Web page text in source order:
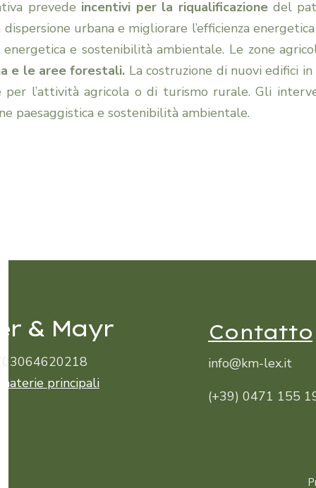
prevede incentivi per la riqualificazionedel
urbana e migliorare l’efficienza
energetica e sostenibilità ambientale. Le zone
e le aree forestali. La costruzione di nuovi edifici
l’attività agricola o di turismo rurale. Gli
paesaggistica e sostenibilità ambientale.
& Mayr Contatto
principali
info@km-lex.it
(+39) 0471 155